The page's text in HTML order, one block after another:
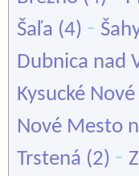
Šaľa (4) -
Dubnica nad
Kysucké
Nové Mesto
Trstená (2) -